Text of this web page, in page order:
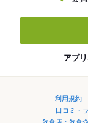
アプ
利用規約
口コミ・